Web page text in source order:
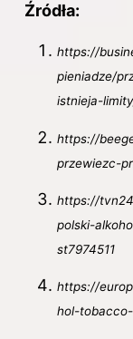
Źródła:
https://
pieniadze/
istnieja-
https://
przewiezc-
https://
polski-
st7974511
https://
hol-